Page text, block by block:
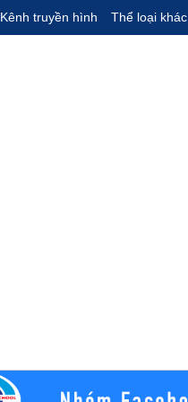
Kênh truyền hình Thể loại khác